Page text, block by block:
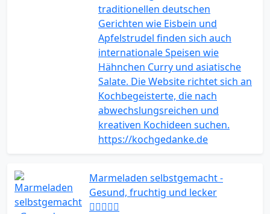
traditionellen deutschen
Gerichten wie Eisbein und
Apfelstrudel finden sich auch
internationale Speisen wie
Hähnchen Curry und asiatische
Salate. Die Website richtet sich an
Kochbegeisterte, die nach
abwechslungsreichen und
kreativen Kochideen suchen.
https://kochgedanke.de
Marmeladen selbstgemacht -
Gesund, fruchtig und lecker